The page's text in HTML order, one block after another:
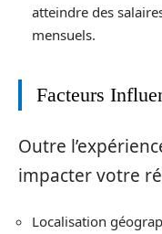
atteindre des
mensuels.
Facteurs
Outre
impacter votre
Localisation